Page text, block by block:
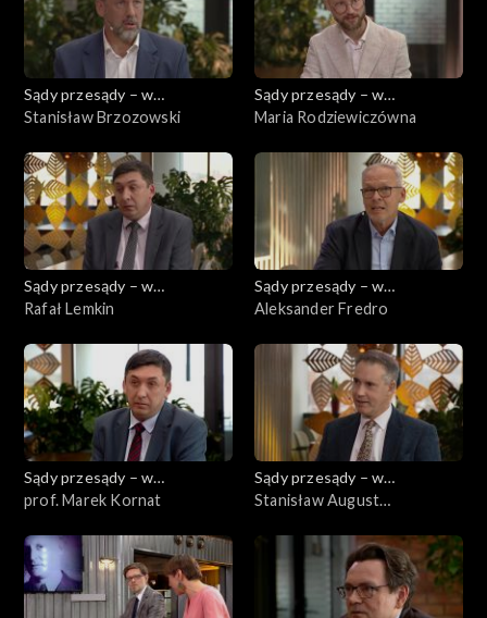
Sądy przesądy – w
powiększeniu
Stanisław Brzozowski
Sądy przesądy – w
powiększeniu
Maria Rodziewiczówna
Sądy przesądy – w
powiększeniu
Rafał Lemkin
Sądy przesądy – w
powiększeniu
Aleksander Fredro
Sądy przesądy – w
powiększeniu
prof. Marek Kornat
Sądy przesądy – w
powiększeniu
Stanisław August